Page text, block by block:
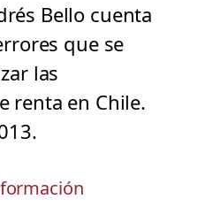
Bello cuenta
que se
las
renta en Chile.